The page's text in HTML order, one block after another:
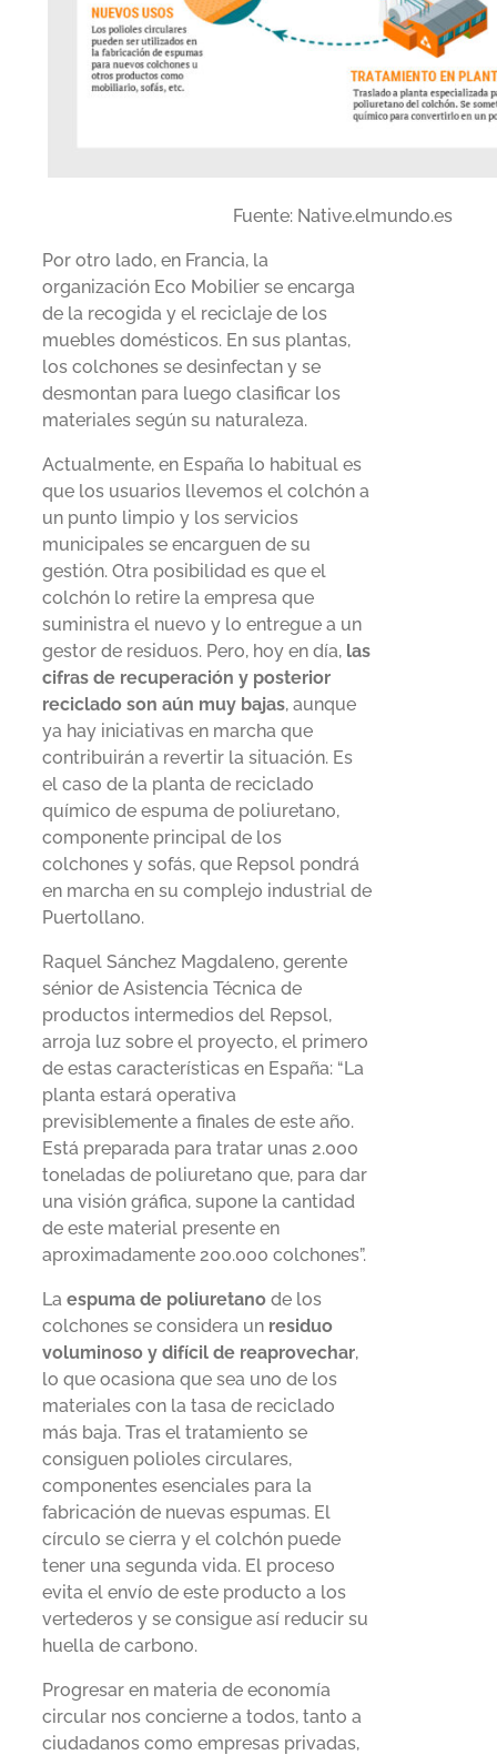
Fuente: Native.elmundo.es
Por otro lado, en Francia, la
organización Eco Mobilier se encarga
de la recogida y el reciclaje de los
muebles domésticos. En sus plantas,
los colchones se desinfectan y se
desmontan para luego clasificar los
materiales según su naturaleza.
Actualmente, en España lo habitual es
que los usuarios llevemos el colchón a
un punto limpio y los servicios
municipales se encarguen de su
gestión. Otra posibilidad es que el
colchón lo retire la empresa que
suministra el nuevo y lo entregue a un
gestor de residuos. Pero, hoy en día, las
cifras de recuperación y posterior
reciclado son aún muy bajas, aunque
ya hay iniciativas en marcha que
contribuirán a revertir la situación. Es
el caso de la planta de reciclado
químico de espuma de poliuretano,
componente principal de los
colchones y sofás, que Repsol pondrá
en marcha en su complejo industrial de
Puertollano.
Raquel Sánchez Magdaleno, gerente
sénior de Asistencia Técnica de
productos intermedios del Repsol,
arroja luz sobre el proyecto, el primero
de estas características en España: “La
planta estará operativa
previsiblemente a finales de este año.
Está preparada para tratar unas 2.000
toneladas de poliuretano que, para dar
una visión gráfica, supone la cantidad
de este material presente en
aproximadamente 200.000 colchones”.
La espuma de poliuretano de los
colchones se considera un residuo
voluminoso y difícil de reaprovechar,
lo que ocasiona que sea uno de los
materiales con la tasa de reciclado
más baja. Tras el tratamiento se
consiguen polioles circulares,
componentes esenciales para la
fabricación de nuevas espumas. El
círculo se cierra y el colchón puede
tener una segunda vida. El proceso
evita el envío de este producto a los
vertederos y se consigue así reducir su
huella de carbono.
Progresar en materia de economía
circular nos concierne a todos, tanto a
ciudadanos como empresas privadas,